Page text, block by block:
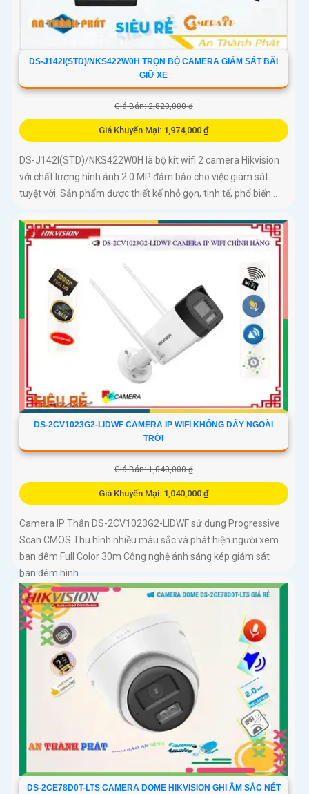
DS-J142I(STD)/NKS422W0H TRỌN BỘ CAMERA GIÁM SÁT BÃI
GIỮ XE
Giá Bán: 2,820,000 ₫
Giá Khuyến Mại: 1,974,000 ₫
DS-J142I(STD)/NKS422W0H là bộ kit wifi 2 camera Hikvision
với chất lượng hình ảnh 2.0 MP đảm bảo cho việc giám sát
tuyệt vời. Sản phẩm được thiết kế nhỏ gọn, tinh tế, phổ biến...
DS-2CV1023G2-LIDWF CAMERA IP WIFI KHÔNG DÂY NGOÀI
TRỜI
Giá Bán: 1,040,000 ₫
Giá Khuyến Mại: 1,040,000 ₫
Camera IP Thân DS-2CV1023G2-LIDWF sử dụng Progressive
Scan CMOS Thu hình nhiều màu sắc và phát hiện người xem
ban đêm Full Color 30m Công nghệ ánh sáng kép giám sát
ban đêm hình...
DS-2CE78D0T-LTS CAMERA DOME HIKVISION GHI ÂM SẮC NÉT